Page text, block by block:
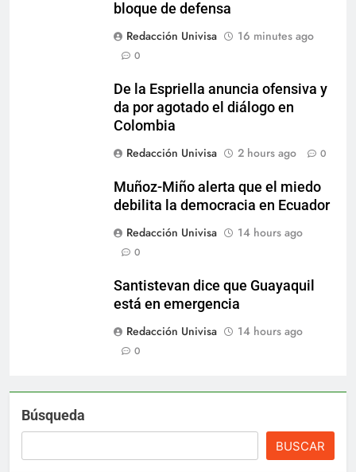
bloque de defensa
Redacción Univisa
16 minutes ago
0
De la Espriella anuncia ofensiva y
da por agotado el diálogo en
Colombia
Redacción Univisa
2 hours ago 0
Muñoz-Miño alerta que el miedo
debilita la democracia en Ecuador
Redacción Univisa
14 hours ago
0
Santistevan dice que Guayaquil
está en emergencia
Redacción Univisa
14 hours ago
0
Búsqueda
BUSCAR